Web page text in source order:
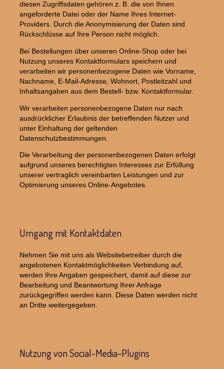
diesen Zugriffsdaten gehören z. B. die von Ihnen
angeforderte Datei oder der Name Ihres Internet-
Providers. Durch die Anonymisierung der Daten sind
Rückschlüsse auf Ihre Person nicht möglich.
Bei Bestellungen über unseren Online-Shop oder bei
Nutzung unseres Kontaktformulars speichern und
verarbeiten wir personenbezogene Daten wie Vorname,
Nachname, E-Mail-Adresse, Wohnort, Postleitzahl und
Inhaltsangaben aus dem Bestell- bzw. Kontaktformular.
Wir verarbeiten personenbezogene Daten nur nach
ausdrücklicher Erlaubnis der betreffenden Nutzer und
unter Einhaltung der geltenden
Datenschutzbestimmungen.
Die Verarbeitung der personenbezogenen Daten erfolgt
aufgrund unseres berechtigten Interesses zur Erfüllung
unserer vertraglich vereinbarten Leistungen und zur
Optimierung unseres Online-Angebotes.
Umgang mit Kontaktdaten
Nehmen Sie mit uns als Websitebetreiber durch die
angebotenen Kontaktmöglichkeiten Verbindung auf,
werden Ihre Angaben gespeichert, damit auf diese zur
Bearbeitung und Beantwortung Ihrer Anfrage
zurückgegriffen werden kann. Diese Daten werden nicht
an Dritte weitergegeben.
Nutzung von Social-Media-Plugins